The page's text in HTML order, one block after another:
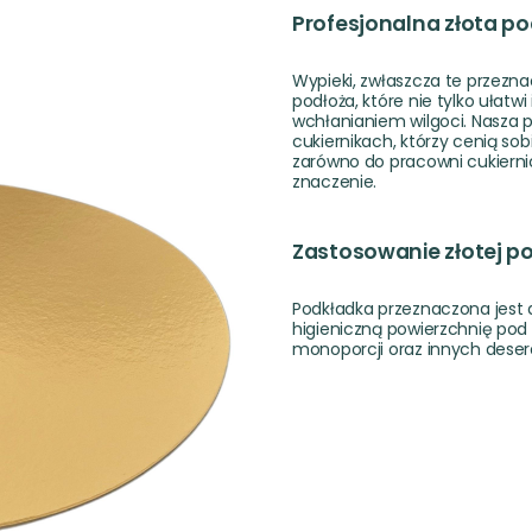
Profesjonalna złota
Wypieki, zwłaszcza te
podłoża, które nie tylko
wchłanianiem wilgoci. Nasza
cukiernikach, którzy cenią
zarówno do pracowni
znaczenie.
Zastosowanie złotej
Podkładka przeznaczona
higieniczną powierzchnię
monoporcji oraz innych